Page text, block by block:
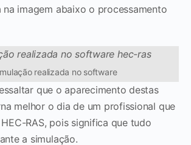
na imagem abaixo o processamento
realizada no software
que o aparecimento destas
melhor o dia de um profissional que
RAS, pois significa que tudo
a simulação.